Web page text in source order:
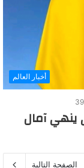
أخبار العالم
ينهي آمال
الصفحة التالية